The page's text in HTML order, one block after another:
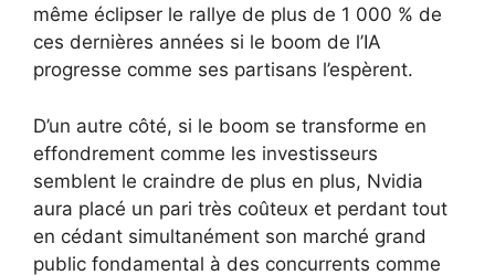
même éclipser le rallye de plus de 1 000 % de
ces dernières années si le boom de l’IA
progresse comme ses partisans l’espèrent.
D’un autre côté, si le boom se transforme en
effondrement comme les investisseurs
semblent le craindre de plus en plus, Nvidia
aura placé un pari très coûteux et perdant tout
en cédant simultanément son marché grand
public fondamental à des concurrents comme